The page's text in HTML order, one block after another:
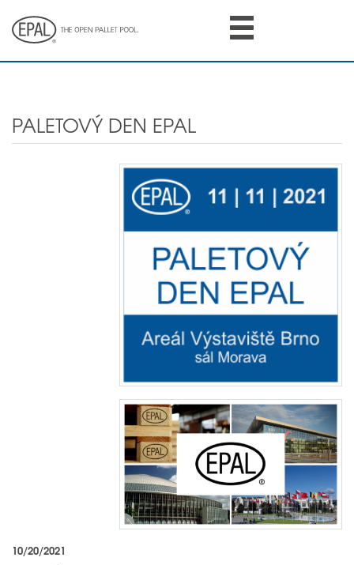
main
PALETOVÝ DEN EPAL
10/20/2021